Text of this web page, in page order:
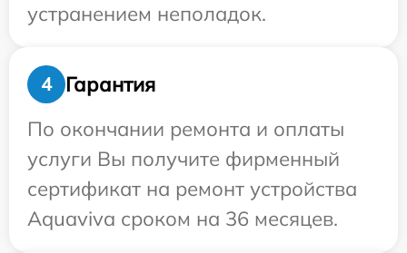
устранением неполадок.
4
Гарантия
По окончании ремонта и оплаты
услуги Вы получите фирменный
сертификат на ремонт устройства
Aquaviva сроком на 36 месяцев.